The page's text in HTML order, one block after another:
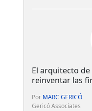
El arquitecto
reinventar las
Por MARC GERICÓ
Gericó Associates